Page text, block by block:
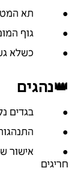
● תא המטען
● גוף
● כשלא גשום
👑נהגים
● בגדים
● התנהגות
● אישור של
חריגים